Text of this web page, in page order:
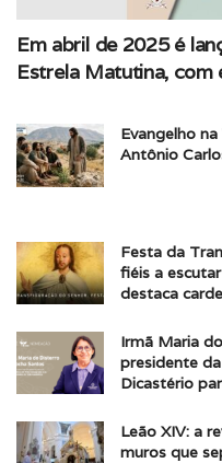
Em abril de 2025 é
Estrela Matutina, com
Evangelho
Antônio
Festa da
fiéis a
destaca
Irmã Maria
presidente
Dicastério
Leão XIV: a
muros que